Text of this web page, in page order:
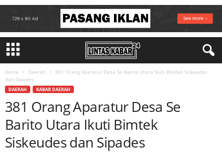
Home Daerah
381 Orang Aparatur Desa Se Barito Utara Ikuti Bimtek Siskeudes
dan Sipades
DAERAH KABAR DAERAH
381 Orang Aparatur Desa Se
Barito Utara Ikuti Bimtek
Siskeudes dan Sipades